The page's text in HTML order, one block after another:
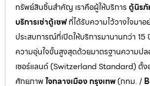
ทรัพย์สินชิ้นสำคัญ เราคือผู้ให้บริการ ตู้นิรภั
บริการเช่าตู้เซฟที่ได้รับความไว้วางใจมา
ประสบการณ์ที่เปิดให้บริการมานานกว่า 15
ความอุ่นใจขั้นสูงสุดด้วยมาตรฐานความป
เซอร์แลนด์ (Switzerland Standard) ตั้ง
ศักยภาพใจกลางเมือง กรุงเทพ(กทม. /